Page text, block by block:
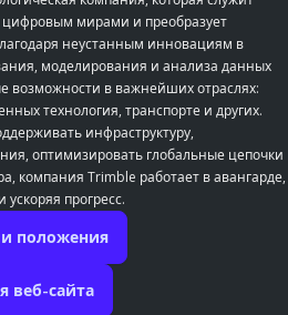
мирами и преобразует
неустанным инновациям в
моделирования и анализа данных
возможности в важнейших отраслях:
технология, транспорте и других.
инфраструктуру,
оптимизировать глобальные цепочки
компания Trimble работает в авангарде,
прогресс.
положения
веб-сайта